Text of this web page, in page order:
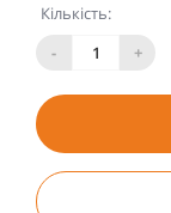
Кількість:
-
+